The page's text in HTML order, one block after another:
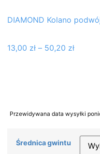
DIAMOND Kolano
13,00 zł – 50,20 zł
Przewidywana data wysyłki
Średnica gwintu